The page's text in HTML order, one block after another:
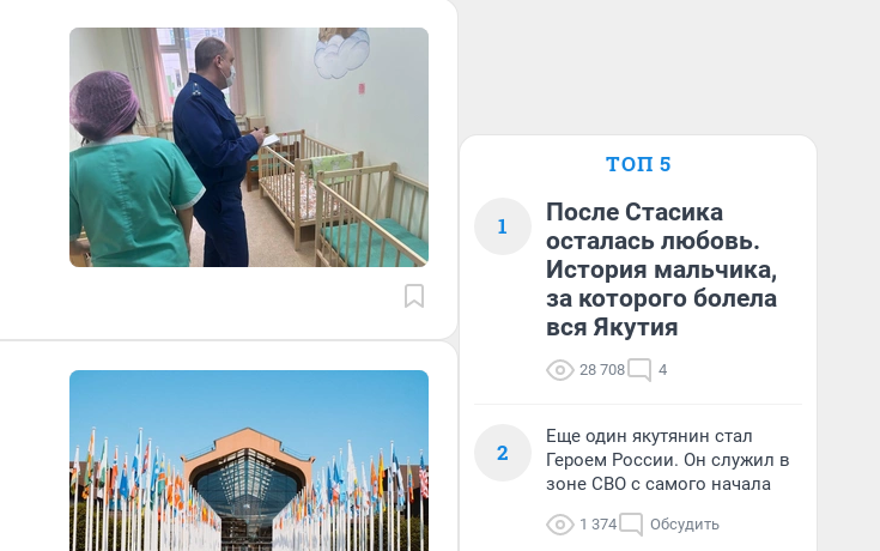
ТОП 5
1
После Стасика
осталась любовь.
История мальчика,
за которого болела
вся Якутия
28 708 4
2
Еще один якутянин стал
Героем России. Он служил в
зоне СВО с самого начала
1 374 Обсудить